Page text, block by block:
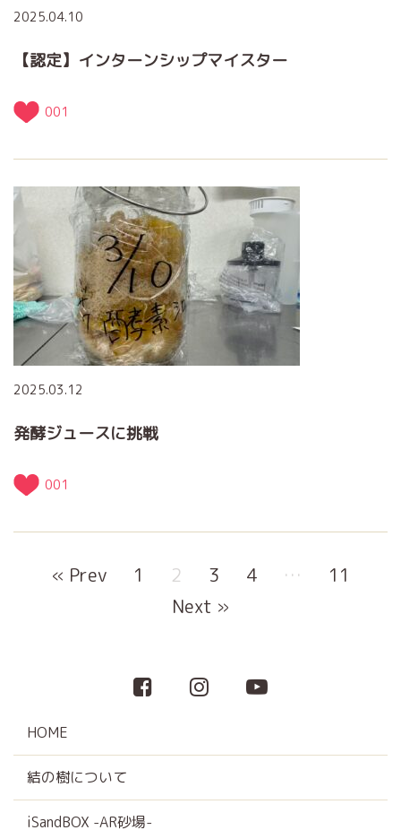
2025.04.10
【認定】インターンシップマイスター
001
2025.03.12
発酵ジュースに挑戦
001
« Prev 1 2 3 4 …
11
Next »
HOME
結の樹について
iSandBOX -AR砂場-